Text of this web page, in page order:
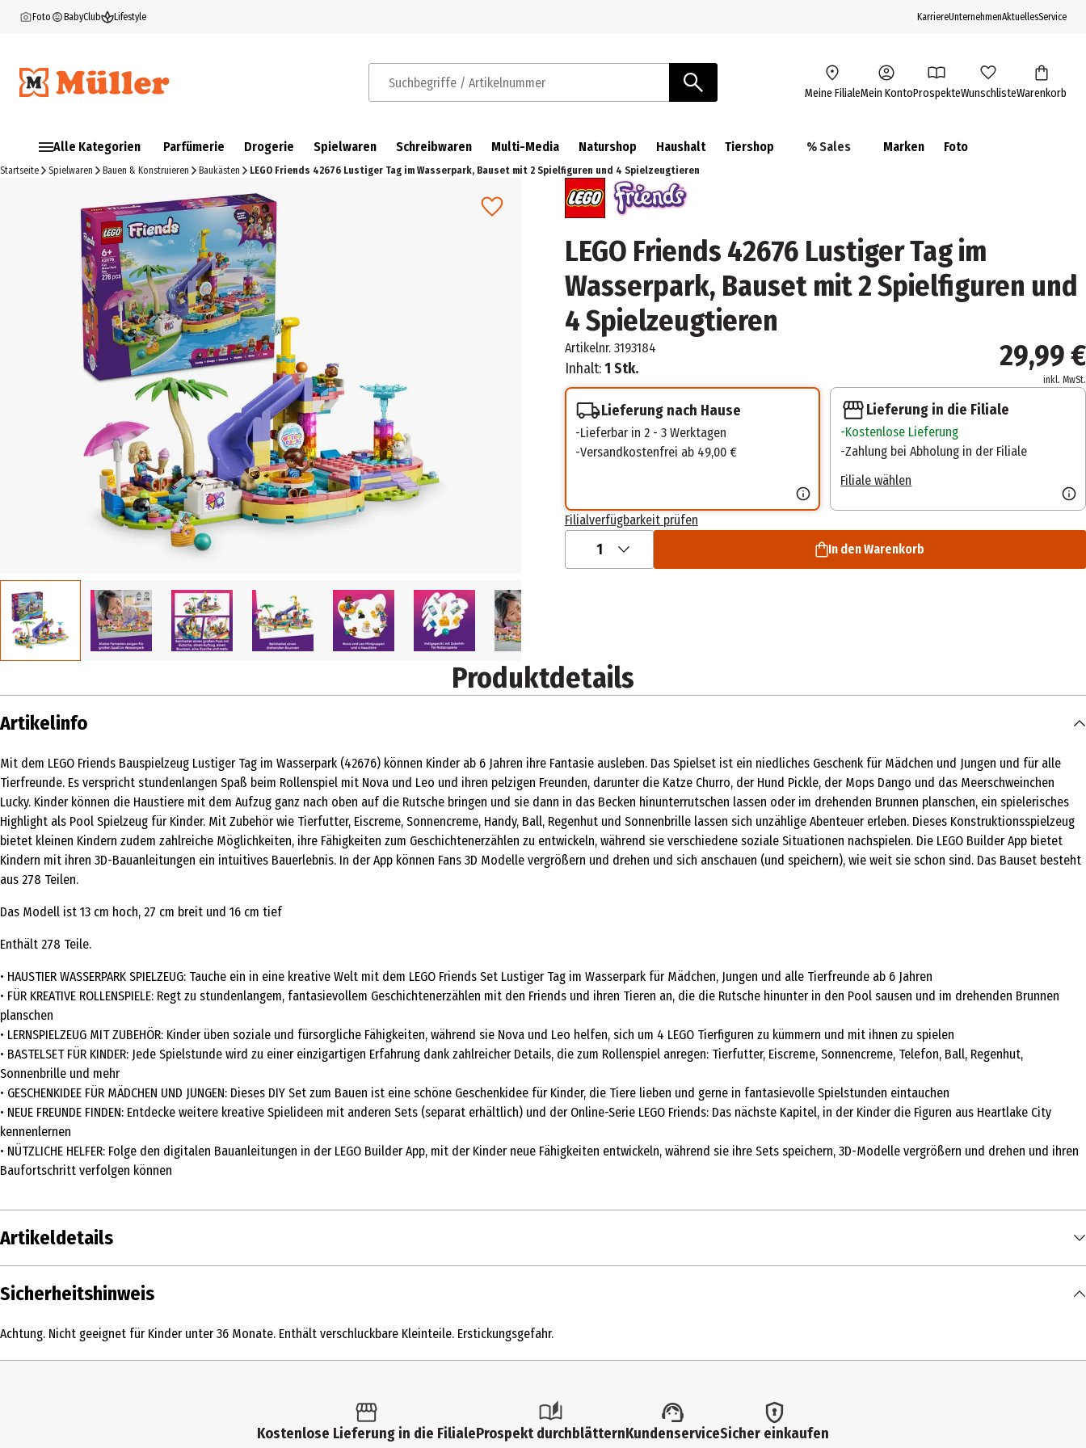
Foto BabyClub Lifestyle KarriereUnternehmenAktuellesService
Suchbegriffe / Artikelnummer Meine FilialeMein KontoProspekteWunschlisteWarenkorb
Alle Kategorien Parfümerie Drogerie Spielwaren Schreibwaren Multi-Media Naturshop Haushalt Tiershop % Sales Marken Foto
Startseite Spielwaren Bauen & Konstruieren Baukästen LEGO Friends 42676 Lustiger Tag im Wasserpark, Bauset mit 2 Spielfiguren und 4 Spielzeugtieren
LEGO Friends 42676 Lustiger Tag im
Wasserpark, Bauset mit 2 Spielfiguren und
4 Spielzeugtieren
Artikelnr. 3193184
Inhalt:1 Stk. 29,99 €
inkl. MwSt.
Lieferung nach Hause
Lieferbar in 2 - 3 Werktagen
Versandkostenfrei ab 49,00 €
Lieferung in die Filiale
Kostenlose Lieferung
Zahlung bei Abholung in der Filiale
Filiale wählen
Filialverfügbarkeit prüfen
1 In den Warenkorb
Produktdetails
Artikelinfo
Mit dem LEGO Friends Bauspielzeug Lustiger Tag im Wasserpark (42676) können Kinder ab 6 Jahren ihre Fantasie ausleben. Das Spielset ist ein niedliches Geschenk für Mädchen und Jungen und für alle
Tierfreunde. Es verspricht stundenlangen Spaß beim Rollenspiel mit Nova und Leo und ihren pelzigen Freunden, darunter die Katze Churro, der Hund Pickle, der Mops Dango und das Meerschweinchen
Lucky. Kinder können die Haustiere mit dem Aufzug ganz nach oben auf die Rutsche bringen und sie dann in das Becken hinunterrutschen lassen oder im drehenden Brunnen planschen, ein spielerisches
Highlight als Pool Spielzeug für Kinder. Mit Zubehör wie Tierfutter, Eiscreme, Sonnencreme, Handy, Ball, Regenhut und Sonnenbrille lassen sich unzählige Abenteuer erleben. Dieses Konstruktionsspielzeug
bietet kleinen Kindern zudem zahlreiche Möglichkeiten, ihre Fähigkeiten zum Geschichtenerzählen zu entwickeln, während sie verschiedene soziale Situationen nachspielen. Die LEGO Builder App bietet
Kindern mit ihren 3D-Bauanleitungen ein intuitives Bauerlebnis. In der App können Fans 3D Modelle vergrößern und drehen und sich anschauen (und speichern), wie weit sie schon sind. Das Bauset besteht
aus 278 Teilen.
Das Modell ist 13 cm hoch, 27 cm breit und 16 cm tief
Enthält 278 Teile.
• HAUSTIER WASSERPARK SPIELZEUG: Tauche ein in eine kreative Welt mit dem LEGO Friends Set Lustiger Tag im Wasserpark für Mädchen, Jungen und alle Tierfreunde ab 6 Jahren
• FÜR KREATIVE ROLLENSPIELE: Regt zu stundenlangem, fantasievollem Geschichtenerzählen mit den Friends und ihren Tieren an, die die Rutsche hinunter in den Pool sausen und im drehenden Brunnen
planschen
• LERNSPIELZEUG MIT ZUBEHÖR: Kinder üben soziale und fürsorgliche Fähigkeiten, während sie Nova und Leo helfen, sich um 4 LEGO Tierfiguren zu kümmern und mit ihnen zu spielen
• BASTELSET FÜR KINDER: Jede Spielstunde wird zu einer einzigartigen Erfahrung dank zahlreicher Details, die zum Rollenspiel anregen: Tierfutter, Eiscreme, Sonnencreme, Telefon, Ball, Regenhut,
Sonnenbrille und mehr
• GESCHENKIDEE FÜR MÄDCHEN UND JUNGEN: Dieses DIY Set zum Bauen ist eine schöne Geschenkidee für Kinder, die Tiere lieben und gerne in fantasievolle Spielstunden eintauchen
• NEUE FREUNDE FINDEN: Entdecke weitere kreative Spielideen mit anderen Sets (separat erhältlich) und der Online-Serie LEGO Friends: Das nächste Kapitel, in der Kinder die Figuren aus Heartlake City
kennenlernen
• NÜTZLICHE HELFER: Folge den digitalen Bauanleitungen in der LEGO Builder App, mit der Kinder neue Fähigkeiten entwickeln, während sie ihre Sets speichern, 3D-Modelle vergrößern und drehen und ihren
Baufortschritt verfolgen können
Artikeldetails
Inhalt
Sicherheitshinweis
Achtung. Nicht geeignet für Kinder unter 36 Monate. Enthält verschluckbare Kleinteile. Erstickungsgefahr.
Kostenlose Lieferung in die FilialeProspekt durchblätternKundenserviceSicher einkaufen